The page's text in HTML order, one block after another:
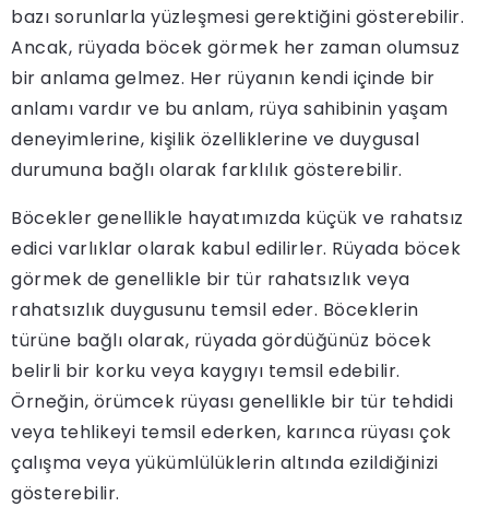
bazı sorunlarla yüzleşmesi gerektiğini gösterebilir.
Ancak, rüyada böcek görmek her zaman olumsuz
bir anlama gelmez. Her rüyanın kendi içinde bir
anlamı vardır ve bu anlam, rüya sahibinin yaşam
deneyimlerine, kişilik özelliklerine ve duygusal
durumuna bağlı olarak farklılık gösterebilir.
Böcekler genellikle hayatımızda küçük ve rahatsız
edici varlıklar olarak kabul edilirler. Rüyada böcek
görmek de genellikle bir tür rahatsızlık veya
rahatsızlık duygusunu temsil eder. Böceklerin
türüne bağlı olarak, rüyada gördüğünüz böcek
belirli bir korku veya kaygıyı temsil edebilir.
Örneğin, örümcek rüyası genellikle bir tür tehdidi
veya tehlikeyi temsil ederken, karınca rüyası çok
çalışma veya yükümlülüklerin altında ezildiğinizi
gösterebilir.